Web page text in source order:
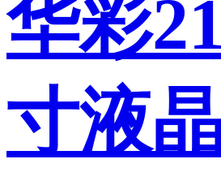
华彩
寸液